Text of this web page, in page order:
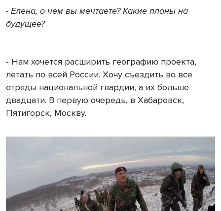
- Елена, о чем вы мечтаете? Какие планы на
будущее?
- Нам хочется расширить географию проекта,
летать по всей России. Хочу съездить во все
отряды национальной гвардии, а их больше
двадцати. В первую очередь, в Хабаровск,
Пятигорск, Москву.